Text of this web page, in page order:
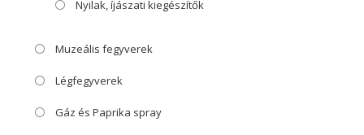
Nyilak, íjászati kiegészítők
Muzeális fegyverek
Légfegyverek
Gáz és Paprika spray